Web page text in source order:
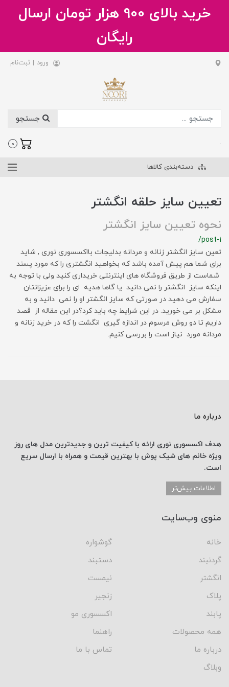
خرید بالای 900 هزار تومان ارسال
رایگان
ورود | ثبت‌نام
.
0
دسته‌بندی کالاها
تعیین سایز حلقه انگشتر
نحوه تعیین سایز انگشتر
/post-1
تعین سایز انگشتر زنانه و مردانه بدلیجات بااکسسوری نوری , شاید
برای شما هم پیش آمده باشد که بخواهید انگشتری را که مورد پسند
شماست از طریق فروشگاه های اینترنتی خریداری کنید ولی با توجه به
اینکه سایز انگشتر را نمی دانید یا گاها هدیه ای را برای عزیزانتان
سفارش می دهید در صورتی که سایز انگشتر او را نمی دانید و به
مشکل بر می خورید. در این شرایط چه باید کرد؟در این مقاله از قصد
داریم تا دو روش مرسوم در اندازه گیری انگشت را که در خرید زنانه و
مردانه مورد نیاز است را بررسی کنیم.
درباره ما
هدف اکسسوری نوری ارائه با کیفیت ترین و جدیدترین مدل های روز
ویژه خانم های شیک پوش با بهترین قیمت و همراه با ارسال سریع
است.
اطلاعات بیش‌تر
منوی وب‌سایت
خانه
گوشواره
گردنبند
دستبند
انگشتر
نیمست
پلاک
زنجیر
پابند
اکسسوری مو
همه محصولات
راهنما
درباره ما
تماس با ما
وبلاگ